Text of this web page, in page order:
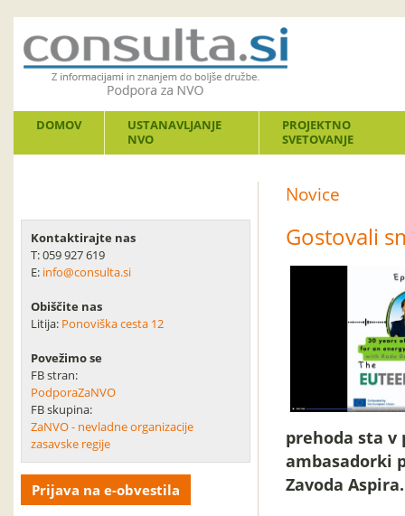
DOMOV
USTANAVLJANJE
NVO
PROJEKTNO
SVETOVANJE
Kontaktirajte nas
T: 059 927 619
E: info@consulta.si
Obiščite nas
Litija: Ponoviška cesta 12
Povežimo se
FB stran:
PodporaZaNVO
FB skupina:
ZaNVO - nevladne organizacije
zasavske regije
Prijava na e-obvestila
Novice
Gostovali
prehoda sta v
ambasadorki
Zavoda Aspira.